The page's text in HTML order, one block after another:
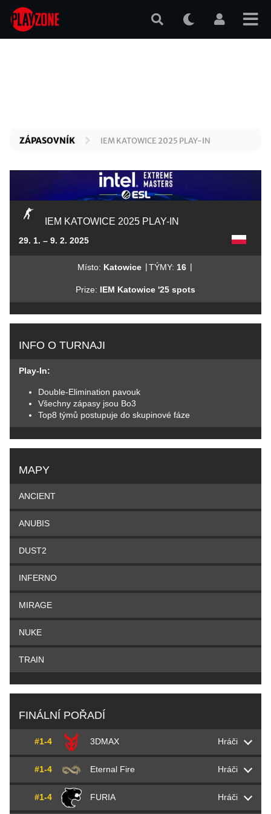
Přejít
hlavnímu
ZÁPASOVNÍK IEM KATOWICE 2025 PLAY-IN
IEM KATOWICE 2025 PLAY-IN
29. 1. – 9. 2. 2025
Místo: Katowice |TÝMY: 16 |
Prize: IEM Katowice '25 spots
INFO O TURNAJI
Play-In:
Double-Elimination pavouk
Všechny zápasy jsou Bo3
Top8 týmů postupuje do skupinové fáze
MAPY
ANCIENT
ANUBIS
DUST2
INFERNO
MIRAGE
NUKE
TRAIN
FINÁLNÍ POŘADÍ
#1-4 3DMAX Hráči
BryanMaka Canda
Lucas LuckyChastang
#1-4 Eternal Fire Hráči
IsmailcanXANTARES
#1-4 FURIA Hráči